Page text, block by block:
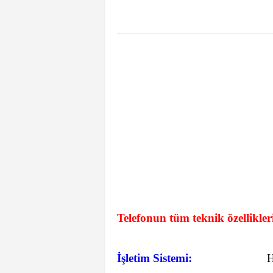
Telefonun tüm teknik
İşletim Sistemi: